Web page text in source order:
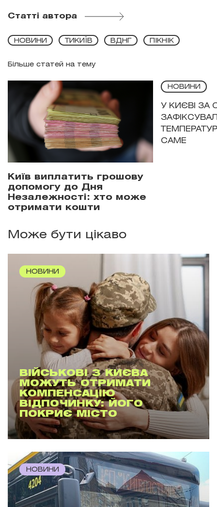
Статті автора
Більше статей на тему
НОВИНИ ТИКИЇВ ВДНГ ПІКНІК
Київ виплатить грошову
допомогу до Дня
Незалежності: хто може
отримати кошти
НОВИНИ
У КИЄВІ ЗА
САМЕ
Може бути цікаво
НОВИНИ
ВІЙСЬКОВІ З КИЄВА
МОЖУТЬ ОТРИМАТИ
КОМПЕНСАЦІЮ
ВІДПОЧИНКУ: ЙОГО
ПОКРИЄ МІСТО
НОВИНИ